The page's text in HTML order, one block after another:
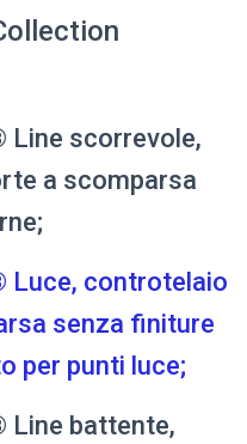
Line scorrevole,
a scomparsa
Luce, controtelaio
senza finiture
per punti luce;
Line battente,